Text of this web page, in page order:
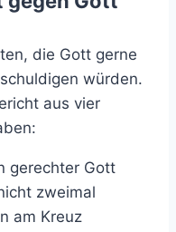
die Gott gerne
würden.
aus vier
gerechter Gott
zweimal
am Kreuz